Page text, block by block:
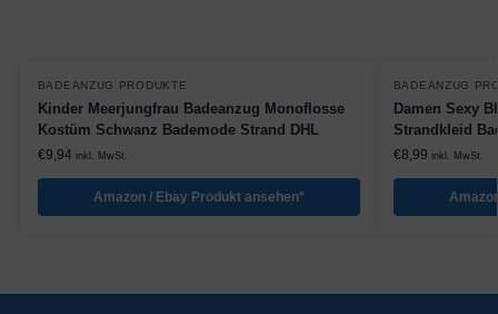
BADEANZUG PRODUKTE
Kinder Meerjungfrau Badeanzug Monoflosse
Kostüm Schwanz Bademode Strand DHL
€9,94 inkl. MwSt.
Amazon / Ebay Produkt ansehen*
BADEANZUG
Damen Sexy
Strandkleid
€8,99 inkl. MwSt.